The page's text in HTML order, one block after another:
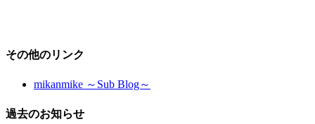
その他のリンク
mikanmike ～Sub Blog～
過去のお知らせ